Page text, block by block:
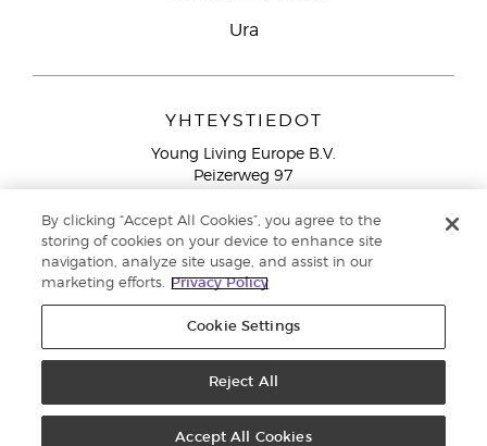
Ura
YHTEYSTIEDOT
Young Living Europe B.V.
Peizerweg 97
Netherlands
Ilmainen yhteydenotto lankanumeroista Suomesta
913 239
Email: asiakaspalvelu@youngliving.com
pidätetään. |Yksityisyydensuoja
By clicking “Accept All Cookies”, you agree to the
storing of cookies on your device to enhance site
navigation, analyze site usage, and assist in our
marketing efforts.
Privacy Policy
Cookie Settings
Reject All
Accept All Cookies